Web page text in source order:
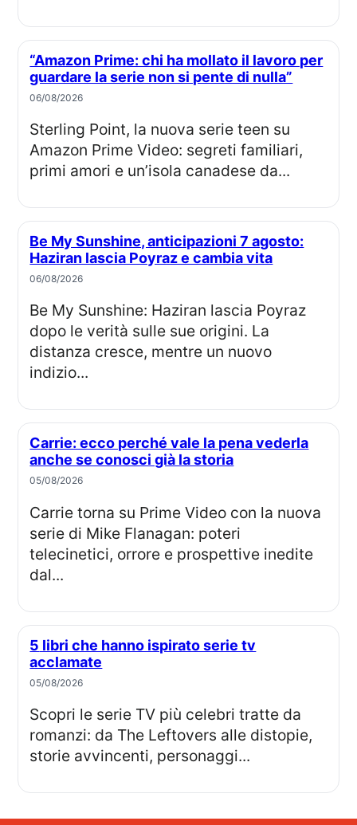
“Amazon Prime: chi ha mollato il lavoro per
guardare la serie non si pente di nulla”
06/08/2026
Sterling Point, la nuova serie teen su
Amazon Prime Video: segreti familiari,
primi amori e un’isola canadese da...
Be My Sunshine, anticipazioni 7 agosto:
Haziran lascia Poyraz e cambia vita
06/08/2026
Be My Sunshine: Haziran lascia Poyraz
dopo le verità sulle sue origini. La
distanza cresce, mentre un nuovo
indizio...
Carrie: ecco perché vale la pena vederla
anche se conosci già la storia
05/08/2026
Carrie torna su Prime Video con la nuova
serie di Mike Flanagan: poteri
telecinetici, orrore e prospettive inedite
dal...
5 libri che hanno ispirato serie tv
acclamate
05/08/2026
Scopri le serie TV più celebri tratte da
romanzi: da The Leftovers alle distopie,
storie avvincenti, personaggi...